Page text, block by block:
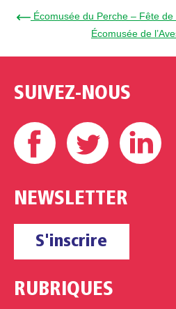
← Écomusée du Perche – Fête de
Écomusée de
SUIVEZ-NOUS
Facebook Twitter
NEWSLETTER
S'inscrire
RUBRIQUES